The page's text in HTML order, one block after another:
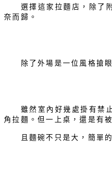
選擇這家拉麵店，除了附
奈而歸。
除了外場是一位風格搶眼
雖然室內好幾處掛有禁止
角拉麵。但一上桌，還是有
且麵碗不只是大，簡單的